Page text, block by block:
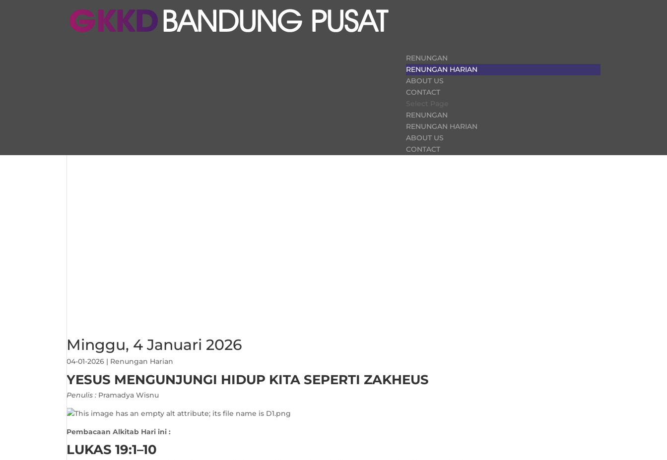
RENUNGAN
RENUNGAN HARIAN
ABOUT US
CONTACT
Select Page
RENUNGAN
RENUNGAN HARIAN
ABOUT US
CONTACT
Minggu, 4 Januari 2026
04-01-2026 | Renungan Harian
YESUS MENGUNJUNGI HIDUP KITA SEPERTI ZAKHEUS
Penulis : Pramadya Wisnu
Pembacaan Alkitab Hari ini :
LUKAS 19:1–10